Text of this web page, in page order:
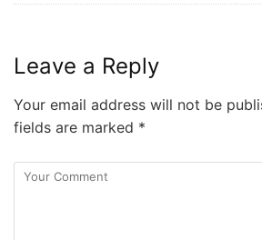
Leave a Reply
Your email address will not be
fields are marked *